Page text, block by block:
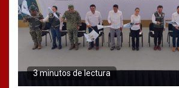
3 minutos de lectura